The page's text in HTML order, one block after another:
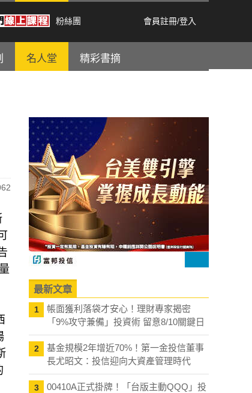
粉絲團 會員註冊/登入
名人堂 精彩書摘
最新文章
1
帳面獲利落袋才安心！理財專家揭密
「9%攻守兼備」投資術 留意8/10關鍵日
2
基金規模2年增近70%！第一金投信董事
長尤昭文：投信迎向大資產管理時代
3
00410A正式掛牌！「台版主動QQQ」投